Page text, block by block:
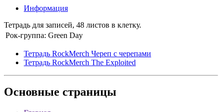
Информация
Тетрадь для записей, 48 листов в клетку.
Рок-группа: Green Day
Тетрадь RockMerch Череп с черепами
Тетрадь RockMerch The Exploited
Основные страницы